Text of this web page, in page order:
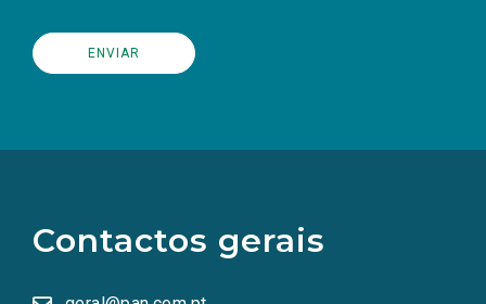
Contactos gerais
redes
sociais
numa